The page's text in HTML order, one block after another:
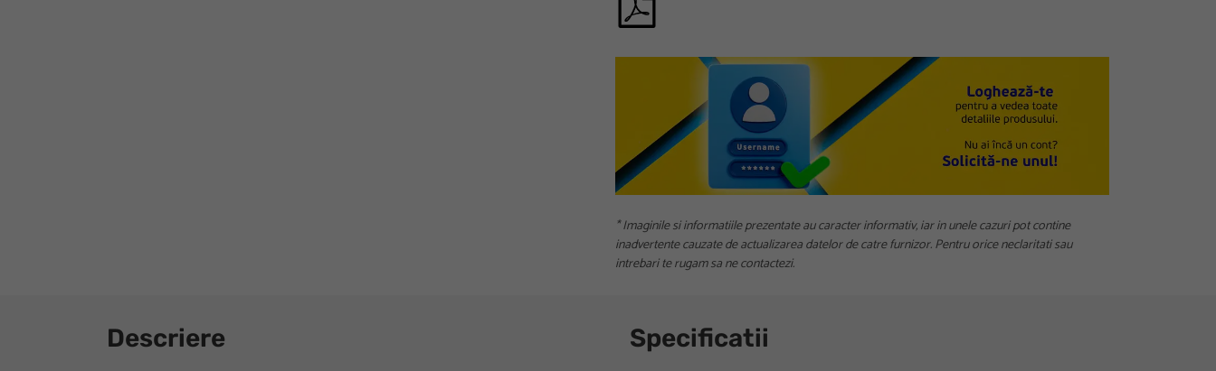
* Imaginile si informatiile prezentate au caracter informativ, iar in unele cazuri pot contine
inadvertente cauzate de actualizarea datelor de catre furnizor. Pentru orice neclaritati sau
intrebari te rugam sa ne contactezi.
Descriere Specificatii